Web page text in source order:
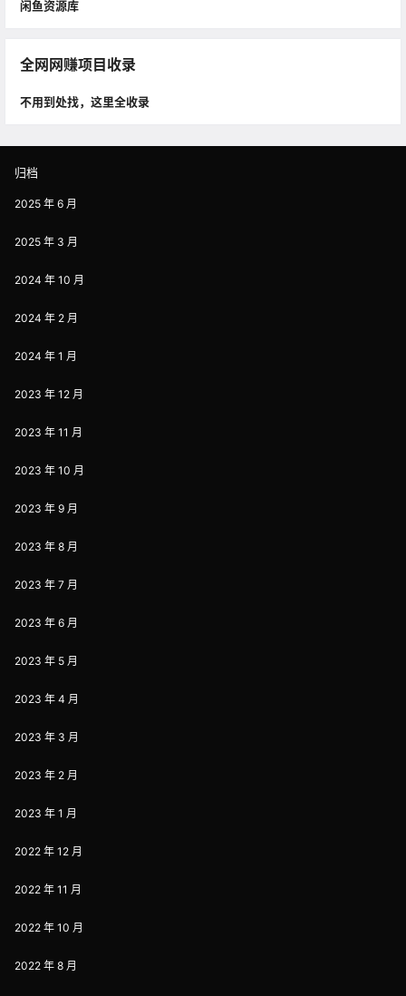
闲鱼资源库
全网网赚项目收录
不用到处找，这里全收录
归档
2025 年 6 月
2025 年 3 月
2024 年 10 月
2024 年 2 月
2024 年 1 月
2023 年 12 月
2023 年 11 月
2023 年 10 月
2023 年 9 月
2023 年 8 月
2023 年 7 月
2023 年 6 月
2023 年 5 月
2023 年 4 月
2023 年 3 月
2023 年 2 月
2023 年 1 月
2022 年 12 月
2022 年 11 月
2022 年 10 月
2022 年 8 月